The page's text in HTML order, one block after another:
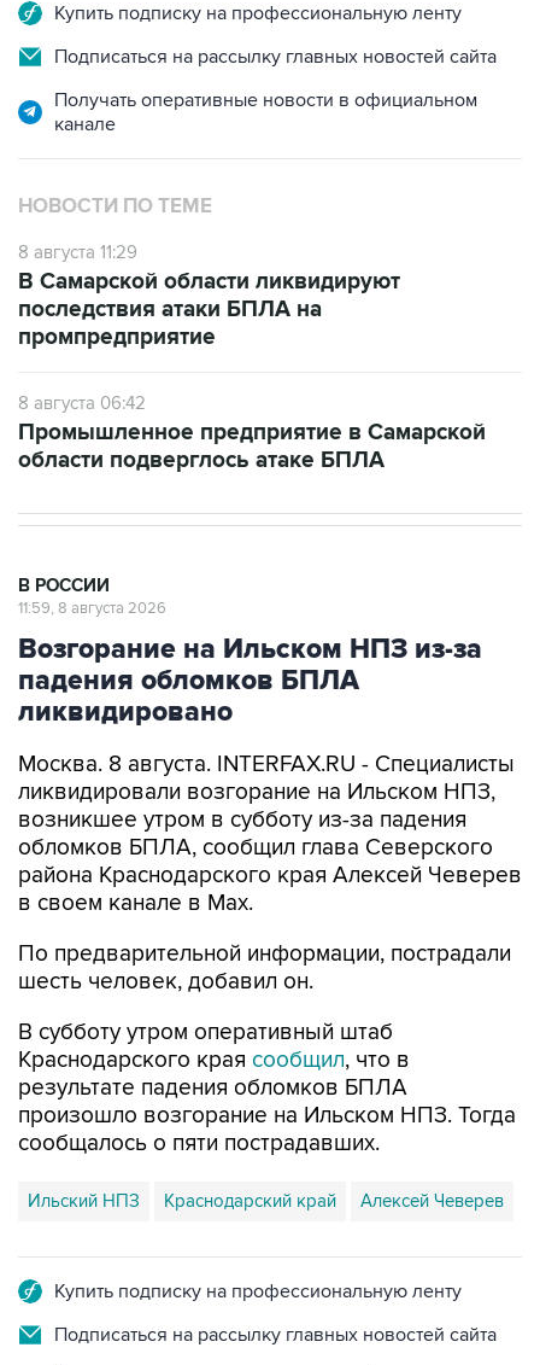
Купить подписку на профессиональную ленту
Подписаться на рассылку главных новостей сайта
Получать оперативные новости в официальном
канале
НОВОСТИ ПО ТЕМЕ
8 августа 11:29
В Самарской области ликвидируют
последствия атаки БПЛА на
промпредприятие
8 августа 06:42
Промышленное предприятие в Самарской
области подверглось атаке БПЛА
В РОССИИ
11:59, 8 августа 2026
Возгорание на Ильском НПЗ из-за
падения обломков БПЛА
ликвидировано
Москва. 8 августа. INTERFAX.RU - Специалисты
ликвидировали возгорание на Ильском НПЗ,
возникшее утром в субботу из-за падения
обломков БПЛА, сообщил глава Северского
района Краснодарского края Алексей Чеверев
в своем канале в Max.
По предварительной информации, пострадали
шесть человек, добавил он.
В субботу утром оперативный штаб
Краснодарского края сообщил, что в
результате падения обломков БПЛА
произошло возгорание на Ильском НПЗ. Тогда
сообщалось о пяти пострадавших.
Ильский НПЗ Краснодарский край Алексей Чеверев
Купить подписку на профессиональную ленту
Подписаться на рассылку главных новостей сайта